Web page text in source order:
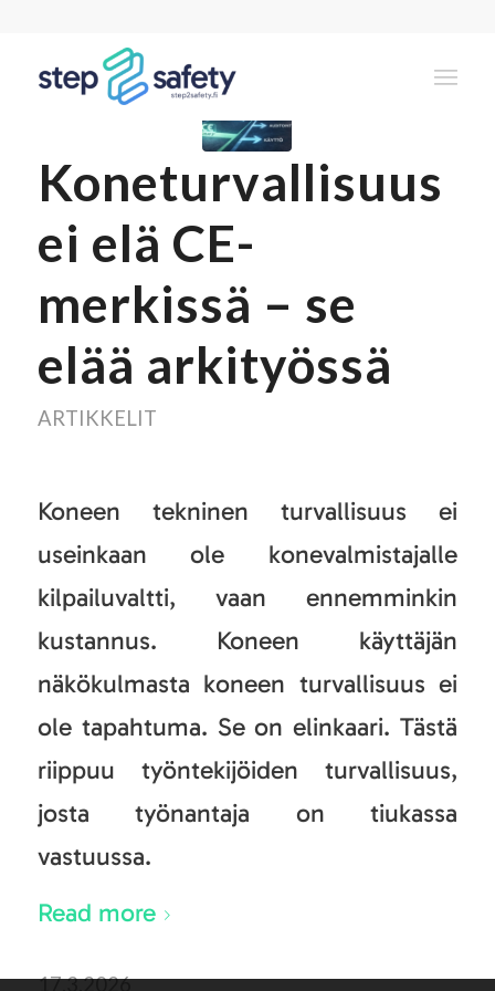
Koneturvallisuus
ei elä CE-
merkissä – se
elää arkityössä
ARTIKKELIT
Koneen tekninen turvallisuus ei
useinkaan ole konevalmistajalle
kilpailuvaltti, vaan ennemminkin
kustannus. Koneen käyttäjän
näkökulmasta koneen turvallisuus ei
ole tapahtuma. Se on elinkaari. Tästä
riippuu työntekijöiden turvallisuus,
josta työnantaja on tiukassa
vastuussa.
Read more
17.3.2026